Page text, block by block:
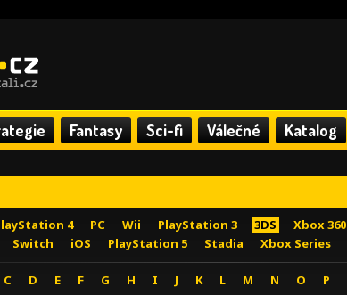
Fantasy Sci-fi Válečné Katalog
4 PC Wii PlayStation 3 3DS Xbox 360
Switch iOS PlayStation 5 Stadia Xbox Series
C D E F G H I J K L M N O P